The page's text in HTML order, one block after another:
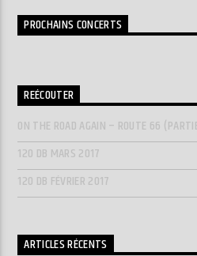
PROCHAINS CONCERTS
REÉCOUTER
ON THE ROAD AGAIN – ROUTE 66
120 DB MARS 2017
120 DB FÉVRIER 2017
ARTICLES RÉCENTS